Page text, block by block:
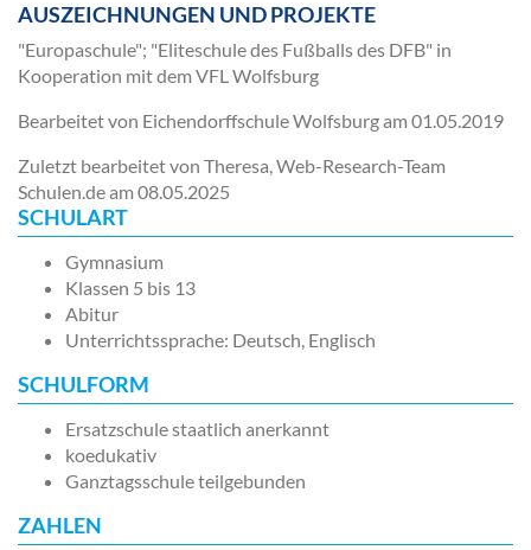
AUSZEICHNUNGEN UND PROJEKTE
"Europaschule"; "Eliteschule des Fußballs des DFB" in
Kooperation mit dem VFL Wolfsburg
Bearbeitet von Eichendorffschule Wolfsburg am 01.05.2019
Zuletzt bearbeitet von Theresa, Web-Research-Team
Schulen.de am 08.05.2025
SCHULART
Gymnasium
Klassen 5 bis 13
Abitur
Unterrichtssprache: Deutsch, Englisch
SCHULFORM
Ersatzschule staatlich anerkannt
koedukativ
Ganztagsschule teilgebunden
ZAHLEN